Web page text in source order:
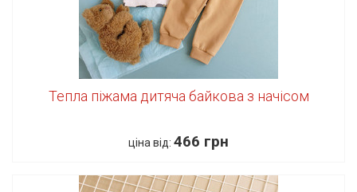
Тепла піжама дитяча байкова з начісом
ціна від: 466 грн